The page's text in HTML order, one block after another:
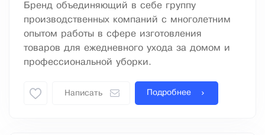
Бренд объединяющий в себе группу
производственных компаний с многолетним
опытом работы в сфере изготовления
товаров для ежедневного ухода за домом и
профессиональной уборки.
Написать Подробнее